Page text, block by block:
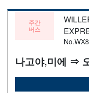
주간
버스
나고야,미에 ⇒